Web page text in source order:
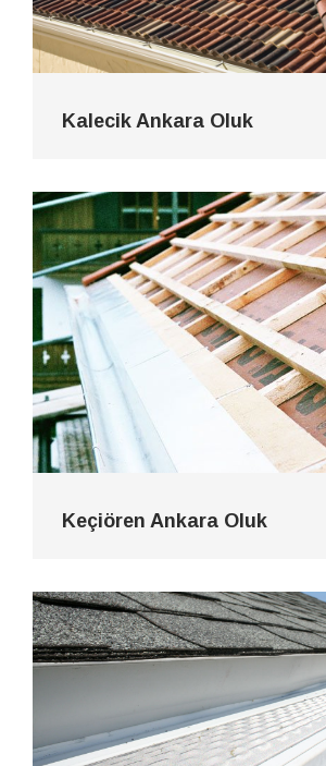
Kalecik Ankara Oluk
Keçiören Ankara Oluk